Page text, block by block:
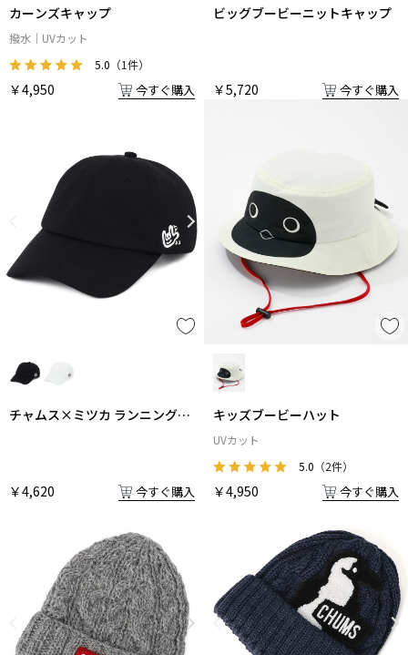
カーンズキャップ
撥水
UVカット
5.0 （1件）
￥4,950 今すぐ購入
ビッグブービーニットキャップ
￥5,720 今すぐ購入
チャムス×ミツカ ランニングキ
￥4,620 今すぐ購入
キッズブービーハット
UVカット
5.0 （2件）
￥4,950 今すぐ購入